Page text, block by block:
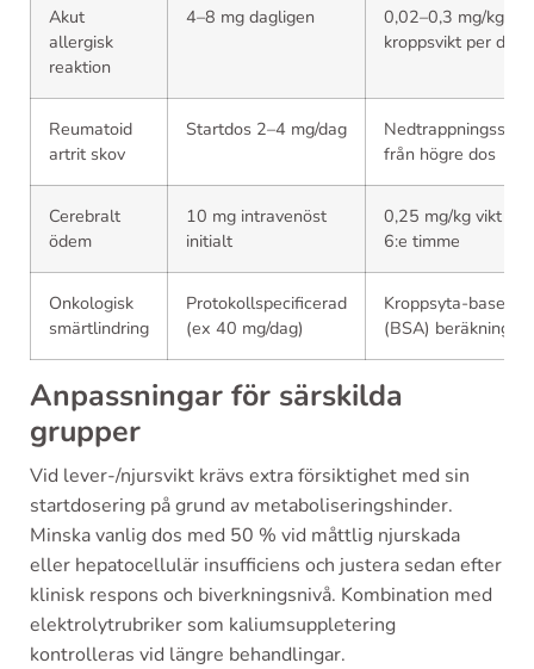
Akut
allergisk
reaktion
4–8 mg dagligen
0,02–0,3 mg/kg
kroppsvikt per dag
Reumatoid
artrit skov
Startdos 2–4 mg/dag
från högre dos
Cerebralt
ödem
10 mg intravenöst
initialt
0,25 mg/kg vikt var
6:e timme
Onkologisk
smärtlindring
Protokollspecificerad
(ex 40 mg/dag)
Kroppsyta-baserad
(BSA) beräkning
Anpassningar för särskilda
grupper
Vid lever-/njursvikt krävs extra försiktighet med sin
startdosering på grund av metaboliseringshinder.
Minska vanlig dos med 50 % vid måttlig njurskada
eller hepatocellulär insufficiens och justera sedan efter
klinisk respons och biverkningsnivå. Kombination med
elektrolytrubriker som kaliumsuppletering
kontrolleras vid längre behandlingar.